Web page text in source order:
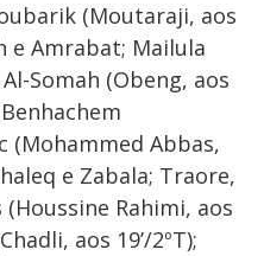
(Moutaraji, aos
e Amrabat; Mailula
Somah (Obeng, aos
(Mohammed Abbas,
e Zabala; Traore,
Rahimi, aos
aos 19’/2ºT);